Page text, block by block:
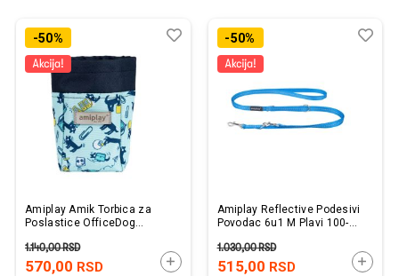
-50%
Amiplay Amik Torbica za
Poslastice OfficeDog
570,00 RSD
1.140,00RSD
DODAJTE U KORPU
Dodaj
Uporedi-50%
Amiplay Reflective Podesivi
Povodac 6u1 M Plavi 100-
515,00 RSD
1.030,00RSD